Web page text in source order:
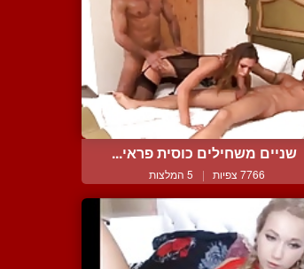
שניים משחילים כוסית פראי...
7766 צפיות | 5 המלצות